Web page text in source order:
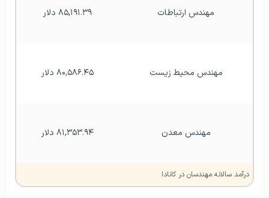
مهندس ارتباطات ۸۵,۱۹۱.۳۹ دلار
مهندس محیط زیست‌ ۸۰,۵۸۶.۴۵ دلار
مهندس معدن ۸۱,۳۵۳.۹۴ دلار
درآمد سالانه مهندسان در کانادا